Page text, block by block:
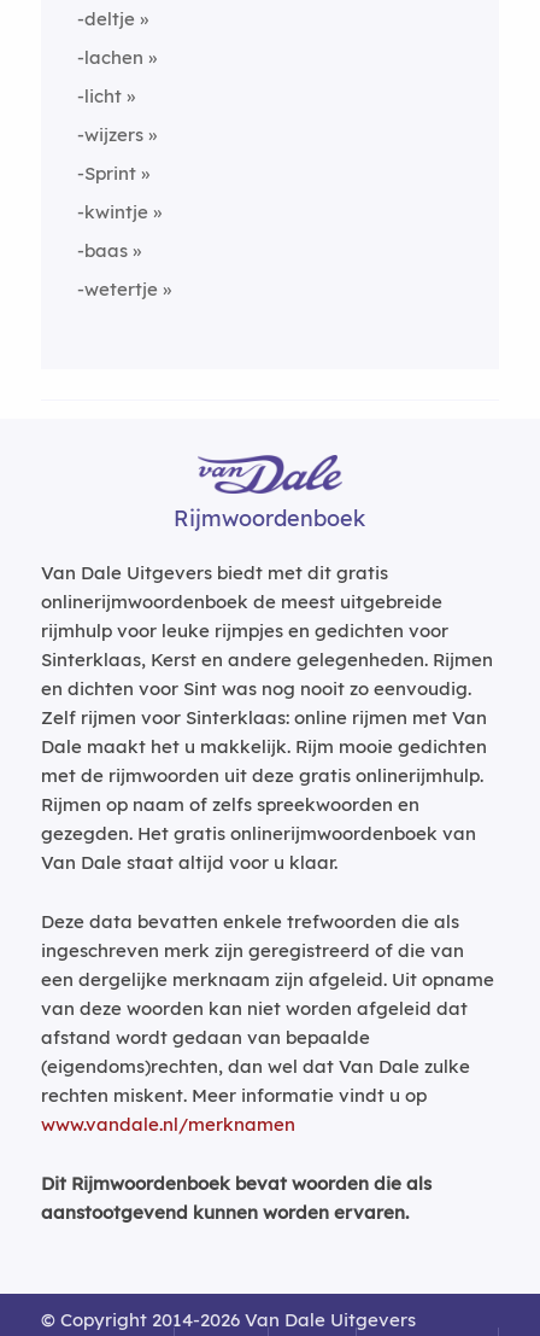
-deltje
-lachen
-licht
-wijzers
-Sprint
-kwintje
-baas
-wetertje
Rijmwoordenboek
Van Dale Uitgevers biedt met dit gratis
onlinerijmwoordenboek de meest uitgebreide
rijmhulp voor leuke rijmpjes en gedichten voor
Sinterklaas, Kerst en andere gelegenheden. Rijmen
en dichten voor Sint was nog nooit zo eenvoudig.
Zelf rijmen voor Sinterklaas: online rijmen met Van
Dale maakt het u makkelijk. Rijm mooie gedichten
met de rijmwoorden uit deze gratis onlinerijmhulp.
Rijmen op naam of zelfs spreekwoorden en
gezegden. Het gratis onlinerijmwoordenboek van
Van Dale staat altijd voor u klaar.
Deze data bevatten enkele trefwoorden die als
ingeschreven merk zijn geregistreerd of die van
een dergelijke merknaam zijn afgeleid. Uit opname
van deze woorden kan niet worden afgeleid dat
afstand wordt gedaan van bepaalde
(eigendoms)rechten, dan wel dat Van Dale zulke
rechten miskent. Meer informatie vindt u op
www.vandale.nl/merknamen
Dit Rijmwoordenboek bevat woorden die als
aanstootgevend kunnen worden ervaren.
© Copyright 2014-2026 Van Dale Uitgevers